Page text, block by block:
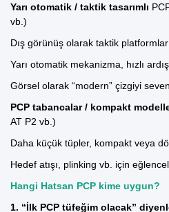
Yarı otomatik / taktik tasarımlı
vb.)
Dış görünüş olarak taktik platformları
Yarı otomatik mekanizma, hızlı
Görsel olarak “modern” çizgiyi
PCP tabancalar/ kompakt
AT P2 vb.)
Daha küçük tüpler, kompakt veya
Hedef atışı, plinking vb. için
Hangi Hatsan PCP kime uygun?
1. “İlk PCP tüfeğim olacak”